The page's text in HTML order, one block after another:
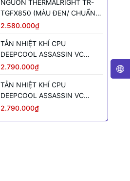
NGUỒN THERMALRIGHT TR-
TGFX850 (MÀU ĐEN/ CHUẨN
SFX/ FULL MODULAR/ 850W)
2.580.000₫
TẢN NHIỆT KHÍ CPU
DEEPCOOL ASSASSIN VC
ELITE (MÀU ĐEN)
2.790.000₫
TẢN NHIỆT KHÍ CPU
DEEPCOOL ASSASSIN VC
ELITE WH WH (MÀU TRẮNG)
2.790.000₫